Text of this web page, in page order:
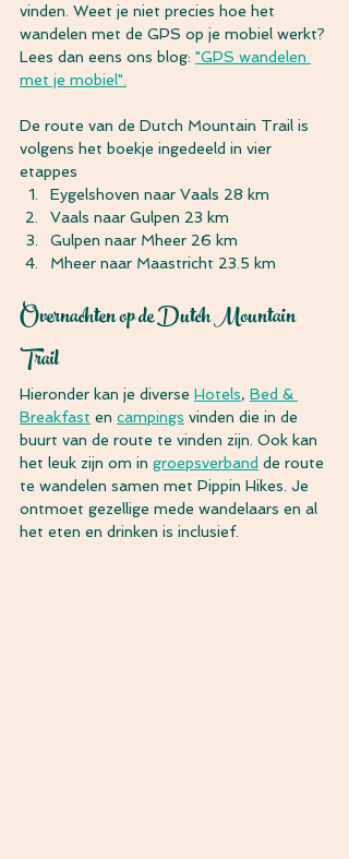
vinden. Weet je niet precies hoe het
wandelen met de GPS op je mobiel werkt?
Lees dan eens ons blog: "GPS wandelen
met je mobiel".
De route van de Dutch Mountain Trail is
volgens het boekje ingedeeld in vier
etappes
Eygelshoven naar Vaals 28 km
Vaals naar Gulpen 23 km
Gulpen naar Mheer 26 km
Mheer naar Maastricht 23.5 km
Overnachten op de Dutch Mountain
Trail
Hieronder kan je diverse Hotels, Bed &
Breakfast en campings vinden die in de
buurt van de route te vinden zijn. Ook kan
het leuk zijn om in groepsverband de route
te wandelen samen met Pippin Hikes. Je
ontmoet gezellige mede wandelaars en al
het eten en drinken is inclusief.